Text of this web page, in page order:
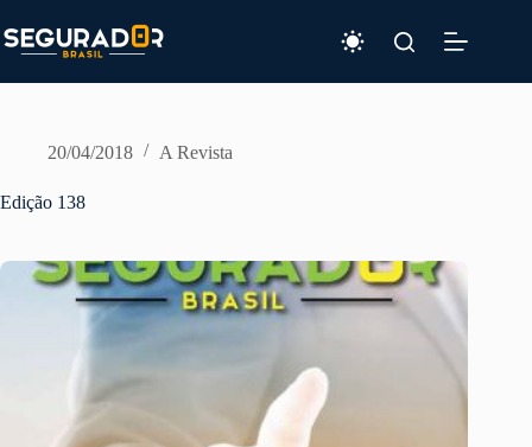
para
o
20/04/2018 A Revista
Edição 138